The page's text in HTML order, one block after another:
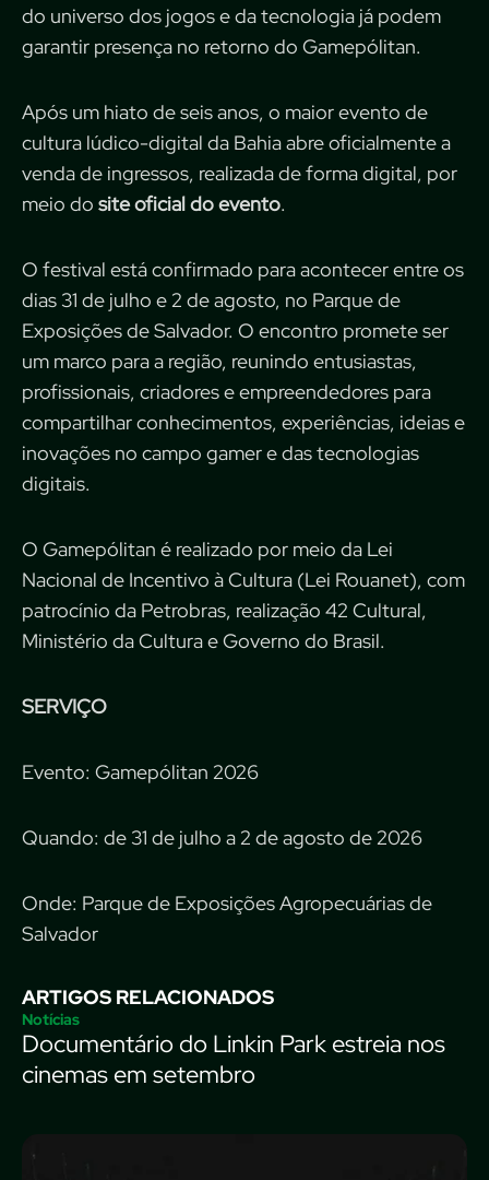
do universo dos jogos e da tecnologia já podem
garantir presença no retorno do Gamepólitan.
Após um hiato de seis anos, o maior evento de
cultura lúdico-digital da Bahia abreoficialmente a
venda de ingressos, realizada de forma digital, por
meio do site oficial doevento.
O festival está confirmado para acontecer entre os
dias 31 de julho e 2 de agosto, no Parque de
Exposições de Salvador. O encontro promete ser
um marco para a região, reunindo entusiastas,
profissionais, criadores e empreendedores para
compartilharconhecimentos, experiências, ideias e
inovações no campo gamer e das tecnologias
digitais.
O Gamepólitan é realizado por meio da Lei
Nacional de Incentivo à Cultura (Lei Rouanet), com
patrocínio da Petrobras, realização 42 Cultural,
Ministério da Cultura e Governo do Brasil.
SERVIÇO
Evento: Gamepólitan 2026
Quando: de 31 de julho a 2 de agosto de 2026
Onde: Parque de Exposições Agropecuárias de
Salvador
ARTIGOS RELACIONADOS
Notícias
Documentário do Linkin Park estreia nos
cinemas em setembro